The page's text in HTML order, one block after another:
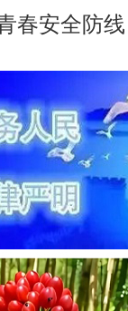
春安全防线